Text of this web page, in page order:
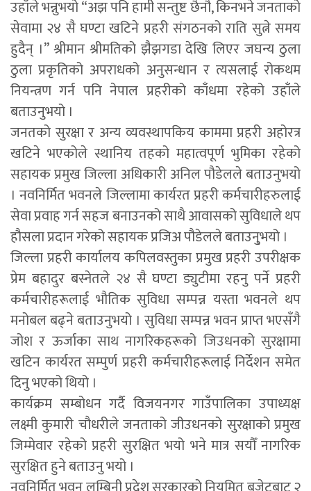
उहाँले भन्नुभयो “अझ पनि हामी सन्तुष्ट छैनौ, किनभने जनताको
सेवामा २४ सै घण्टा खटिने प्रहरी संगठनको राति सुत्ने समय
हुदैन् ।” श्रीमान श्रीमतिको झैझगडा देखि लिएर जघन्य ठुला
ठुला प्रकृतिको अपराधको अनुसन्धान र त्यसलाई रोकथम
नियन्त्रण गर्न पनि नेपाल प्रहरीको काँधमा रहेको उहाँले
बताउनुभयो ।
जनतको सुरक्षा र अन्य व्यवस्थापकिय काममा प्रहरी अहोरत्र
खटिने भएकोले स्थानिय तहको महात्वपूर्ण भुमिका रहेको
सहायक प्रमुख जिल्ला अधिकारी अनिल पौडेलले बताउनुभयो
। नवनिर्मित भवनले जिल्लामा कार्यरत प्रहरी कर्मचारीहरुलाई
सेवा प्रवाह गर्न सहज बनाउनको साथै आवासको सुविधाले थप
हौसला प्रदान गरेको सहायक प्रजिअ पौडेलले बताउनु्भयो ।
जिल्ला प्रहरी कार्यालय कपिलवस्तुका प्रमुख प्रहरी उपरीक्षक
प्रेम बहादुर बस्नेतले २४ सै घण्टा ड्युटीमा रहनु पर्ने प्रहरी
कर्मचारीहरूलाई भौतिक सुविधा सम्पन्न यस्ता भवनले थप
मनोबल बढ्ने बताउनुभयो । सुविधा सम्पन्न भवन प्राप्त भएसँगै
जोश र ऊर्जाका साथ नागरिकहरूको जिउधनको सुरक्षामा
खटिन कार्यरत सम्पुर्ण प्रहरी कर्मचारीहरूलाई निर्देशन समेत
दिनु भएको थियो ।
कार्यक्रम सम्बोधन गर्दै विजयनगर गाउँपालिका उपाध्यक्ष
लक्ष्मी कुमारी चौधरीले जनताको जीउधनको सुरक्षाको प्रमुख
जिम्मेवार रहेको प्रहरी सुरक्षित भयो भने मात्र सयौँ नागरिक
सुरक्षित हुने बताउनु भयो ।